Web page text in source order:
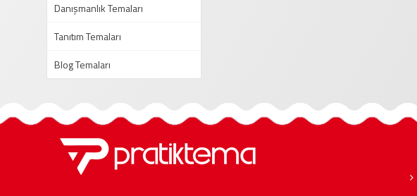
Danışmanlık Temaları
Tanıtım Temaları
Blog Temaları